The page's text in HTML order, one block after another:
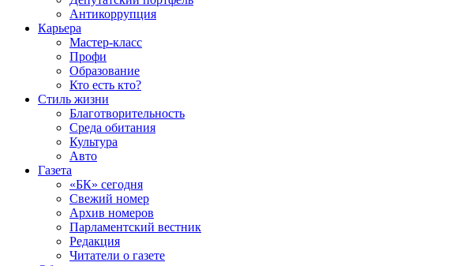
Антикоррупция
Карьера
Мастер-класс
Профи
Образование
Кто есть кто?
Стиль жизни
Благотворительность
Среда обитания
Культура
Авто
Газета
«БК» сегодня
Свежий номер
Архив номеров
Парламентский вестник
Редакция
Читатели о газете